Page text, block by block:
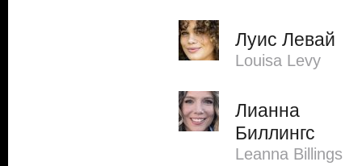
Луис Левай
Louisa Levy
Лианна
Биллингс
Leanna Billings